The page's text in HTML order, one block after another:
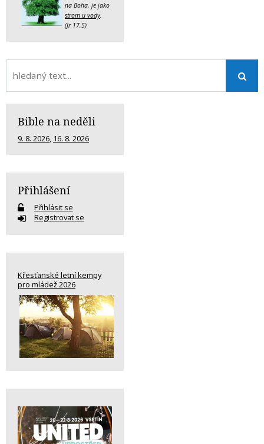
na Boha, je jako
strom u vody
(Jr 17,5)
Bible na neděli
9. 8. 2026, 16. 8. 2026
Přihlášení
Přihlásit se
Registrovat se
Křesťanské letní kempy
pro mládež 2026